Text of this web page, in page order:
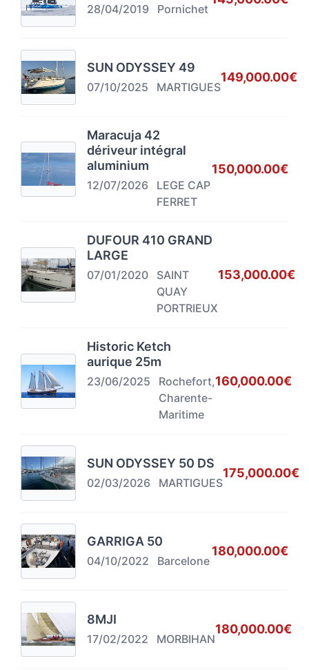
28/04/2019 Pornichet
SUN ODYSSEY 49
07/10/2025 MARTIGUES
149,000.00€
Maracuja 42
dériveur intégral
aluminium
12/07/2026
LEGE CAP
FERRET
150,000.00€
DUFOUR 410 GRAND
LARGE
07/01/2020
SAINT
QUAY
PORTRIEUX
153,000.00€
Historic Ketch
aurique 25m
23/06/2025
Rochefort,
Charente-
Maritime
160,000.00€
SUN ODYSSEY 50 DS
02/03/2026 MARTIGUES
175,000.00€
GARRIGA 50
04/10/2022 Barcelone
180,000.00€
8MJI
17/02/2022 MORBIHAN
180,000.00€